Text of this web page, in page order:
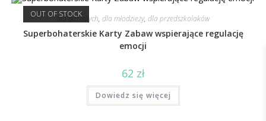
OUT OF STOCK
dla dorosłych, dla młodzieży, dla przedszkolaków
Superbohaterskie Karty Zabaw wspierające regulację
emocji
62 zł
Dowiedz się więcej